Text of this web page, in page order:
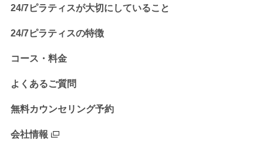
24/7ピラティスが大切にしていること
24/7ピラティスの特徴
コース・料金
よくあるご質問
無料カウンセリング予約
会社情報